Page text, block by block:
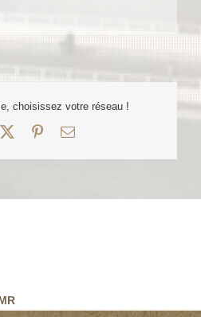
choisissez votre réseau !
PinterestEmail